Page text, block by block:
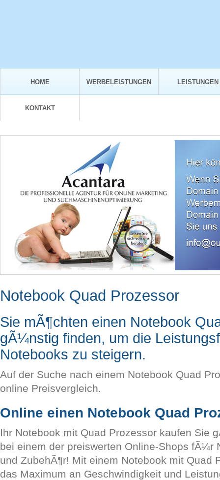
HOME WERBELEISTUNGEN LEISTUNGEN
KONTAKT
Notebook Quad Prozessor
Sie mÃ¶chten einen Notebook
gÃ¼nstig finden, um die
Notebooks zu steigern.
Auf der Suche nach einem Notebook Quad
online Preisvergleich.
Online einen Notebook Quad
Ihr Notebook mit Quad Prozessor kaufen Sie
bei einem der preiswerten Online-Shops fÃ¼r
und ZubehÃ¶r! Mit einem Notebook mit Quad
das Maximum an Geschwindigkeit und